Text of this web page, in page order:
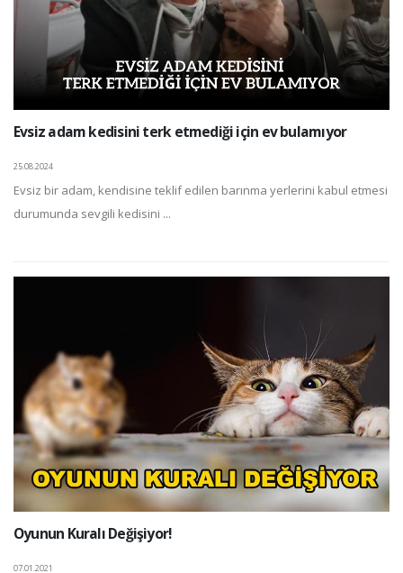
Evsiz adam kedisini terk etmediği için ev bulamıyor
25.08.2024
Evsiz bir adam, kendisine teklif edilen barınma yerlerini kabul etmesi
durumunda sevgili kedisini ...
Oyunun Kuralı Değişiyor!
07.01.2021